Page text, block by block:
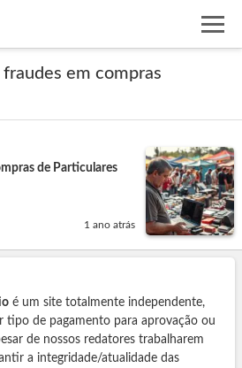
em compras
de Particulares
1 ano atrás
é um site totalmente independente,
tipo de pagamento para aprovação ou
de nossos redatores trabalharem
a integridade/atualidade das